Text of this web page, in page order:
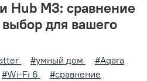
Hub M3: сравнение
для вашего
#умный дом
#Aqara
#Wi‑Fi 6 #сравнение